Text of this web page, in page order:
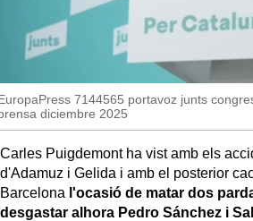
INVESTIGACIÓ
INTERNACIONAL
MUNICIPIS7144565 portavoz junts
diciembre 2025
Carles Puigdemont ha vist amb els
d'Adamuz i Gelida i amb el posterior
Barcelona l'ocasió de matar dos
desgastar alhora Pedro Sánchez i